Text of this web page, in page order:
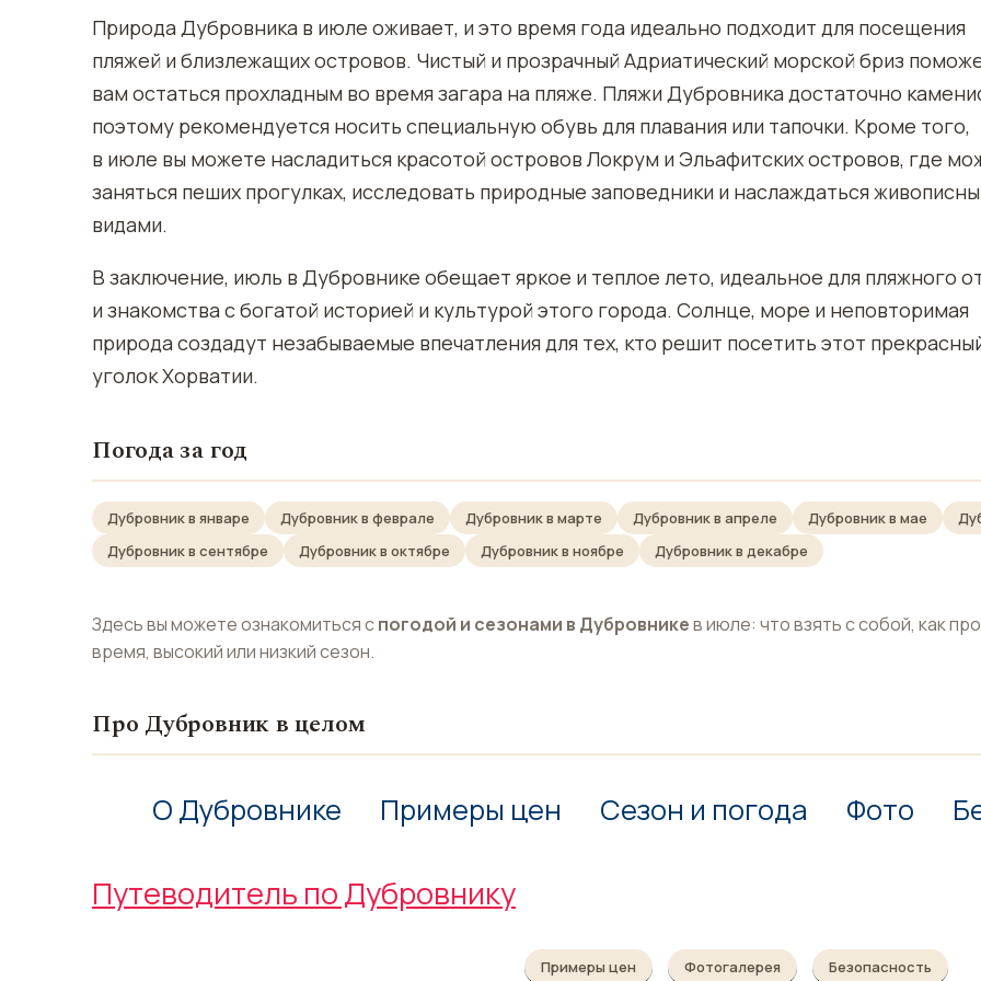
Природа Дубровника в июле оживает, и это время года идеально подходит для посещения
пляжей и близлежащих островов. Чистый и прозрачный Адриатический морской бриз
вам остаться прохладным во время загара на пляже. Пляжи Дубровника достаточно
поэтому рекомендуется носить специальную обувь для плавания или тапочки. Кроме того,
в июле вы можете насладиться красотой островов Локрум и Эльафитских островов, где
заняться пеших прогулках, исследовать природные заповедники и наслаждаться
видами.
В заключение, июль в Дубровнике обещает яркое и теплое лето, идеальное для пляжного
и знакомства с богатой историей и культурой этого города. Солнце, море и неповторимая
природа создадут незабываемые впечатления для тех, кто решит посетить этот
уголок Хорватии.
Погода за год
Дубровник в январе Дубровник в феврале Дубровник в марте Дубровник в апреле Дубровник в мае
Дубровник в сентябре
Дубровник в октябре Дубровник в ноябре Дубровник в декабре
Здесь вы можете ознакомиться спогодой и сезонами в Дубровникев июле: что взять с собой, как
время, высокий или низкий сезон.
Про Дубровник в целом
О Дубровнике Примеры цен Сезон и погода Фото
Путеводитель по Дубровнику
Примеры цен Фотогалерея Безопасность